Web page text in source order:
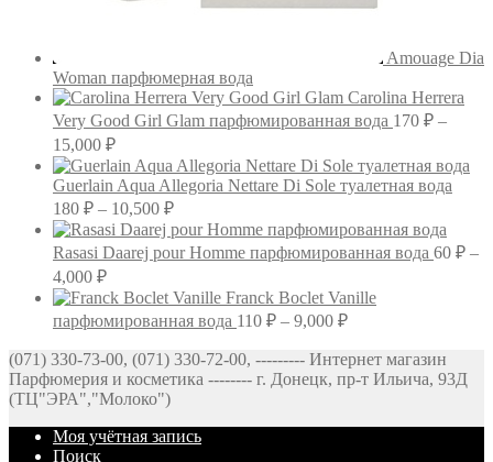
Amouage Dia
Woman парфюмерная вода
Carolina Herrera
Very Good Girl Glam парфюмированная вода 170 ₽ –
15,000 ₽Диапазон
цен:
170 ₽
–
15,000 ₽
Guerlain Aqua Allegoria Nettare Di Sole туалетная вода
180 ₽ – 10,500 ₽Диапазон
цен:
180 ₽
10,500 ₽
Rasasi Daarej pour Homme парфюмированная вода 60 ₽ –
4,000 ₽Диапазон
цен:
60 ₽
4,000 ₽
Franck Boclet Vanille
парфюмированная вода 110 ₽ – 9,000 ₽Диапазон
110 ₽
–
(071) 330-73-00, (071) 330-72-00, --------- Интернет магазин
Парфюмерия и косметика -------- г. Донецк, пр-т Ильича, 93Д
(ТЦ"ЭРА","Молоко")
Моя учётная запись
Поиск